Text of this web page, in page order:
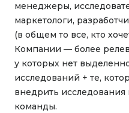
менеджеры,
маркетологи,
(в общем то все, кто
Компании — более
у которых нет
исследований + те,
внедрить
команды.